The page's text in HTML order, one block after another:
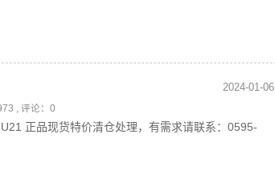
2024-01-06
, 评论：0
正品现货特价清仓处理，有需求请联系：0595-